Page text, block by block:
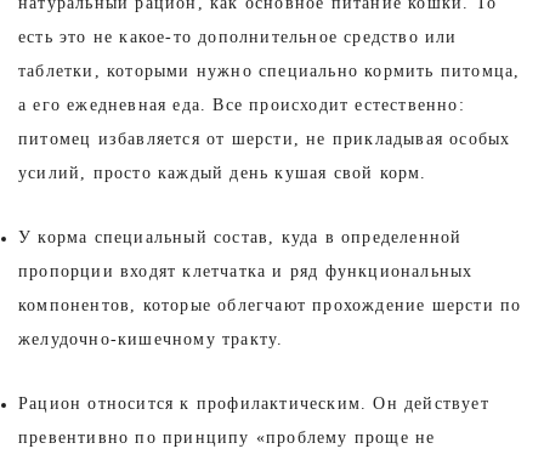
есть это не какое-то дополнительное средство или
таблетки, которыми нужно специально кормить питомца,
а его ежедневная еда. Все происходит естественно:
питомец избавляется от шерсти, не прикладывая особых
усилий, просто каждый день кушая свой корм.
У корма специальный состав, куда в определенной
пропорции входят клетчатка и ряд функциональных
компонентов, которые облегчают прохождение шерсти по
желудочно-кишечному тракту.
Рацион относится к профилактическим. Он действует
превентивно по принципу «проблему проще не